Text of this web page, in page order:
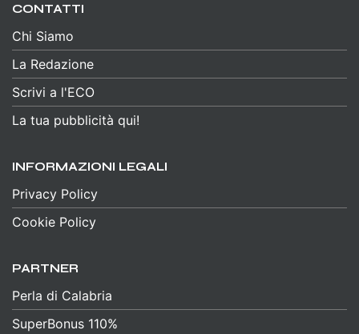
CONTATTI
Chi Siamo
La Redazione
Scrivi a l'ECO
La tua pubblicità qui!
INFORMAZIONI LEGALI
Privacy Policy
Cookie Policy
PARTNER
Perla di Calabria
SuperBonus 110%